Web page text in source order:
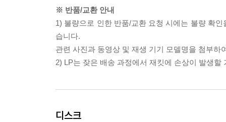
※ 반품/교환 안내
1) 불량으로 인한 반품/교환 요청 시에는 불량 확
습니다.
관련 사진과 동영상 및 재생 기기 모델명을 첨부하
2) LP는 잦은 배송 과정에서 재킷에 손상이 발생
디스크